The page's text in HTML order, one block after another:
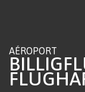
AÉROPORT